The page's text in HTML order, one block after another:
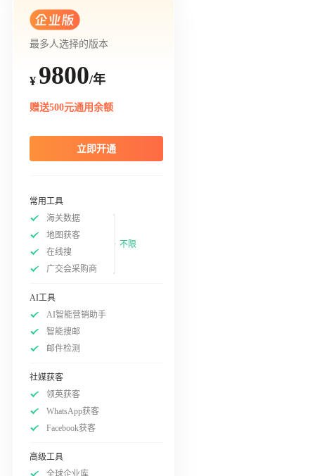
最多人选择的版本
¥ 9800/年
赠送500元通用余额
立即开通
常用工具
海关数据
地图获客
在线搜
广交会采购商
不限
AI工具
AI智能营销助手
智能搜邮
邮件检测
社媒获客
领英获客
WhatsApp获客
Facebook获客
高级工具
全球企业库